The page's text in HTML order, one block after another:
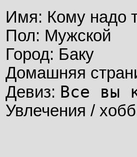
Имя: Кому надо
Пол: Мужской
Город: Баку
Домашняя
Девиз: Все вы
Увлечения /